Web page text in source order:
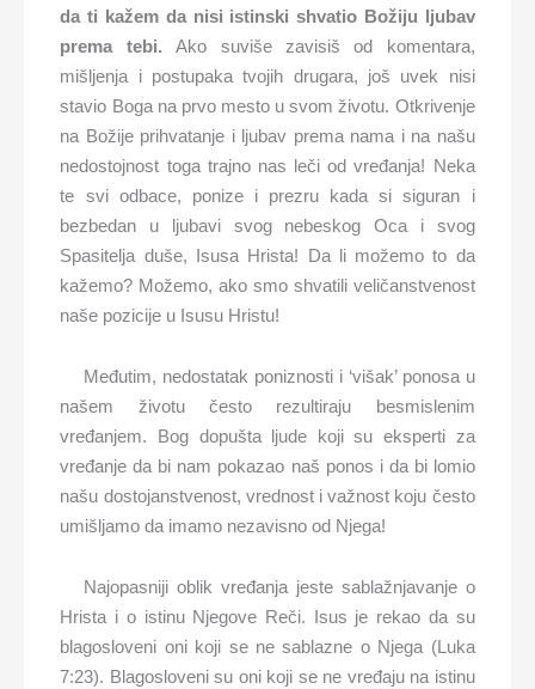
da ti kažem da nisi istinski shvatio Božiju ljubav
prema tebi. Ako suviše zavisiš od komentara,
mišljenja i postupaka tvojih drugara, još uvek nisi
stavio Boga na prvo mesto u svom životu. Otkrivenje
na Božije prihvatanje i ljubav prema nama i na našu
nedostojnost toga trajno nas leči od vređanja! Neka
te svi odbace, ponize i prezru kada si siguran i
bezbedan u ljubavi svog nebeskog Oca i svog
Spasitelja duše, Isusa Hrista! Da li možemo to da
kažemo? Možemo, ako smo shvatili veličanstvenost
naše pozicije u Isusu Hristu!
Međutim, nedostatak poniznosti i ‘višak’ ponosa u
našem životu često rezultiraju besmislenim
vređanjem. Bog dopušta ljude koji su eksperti za
vređanje da bi nam pokazao naš ponos i da bi lomio
našu dostojanstvenost, vrednost i važnost koju često
umišljamo da imamo nezavisno od Njega!
Najopasniji oblik vređanja jeste sablažnjavanje o
Hrista i o istinu Njegove Reči. Isus je rekao da su
blagosloveni oni koji se ne sablazne o Njega (Luka
7:23). Blagosloveni su oni koji se ne vređaju na istinu